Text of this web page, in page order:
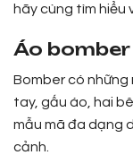
hãy cùng tìm hiểu
Áo bomber
Bomber có những
tay, gấu áo, hai
mẫu mã đa dạng
cảnh.